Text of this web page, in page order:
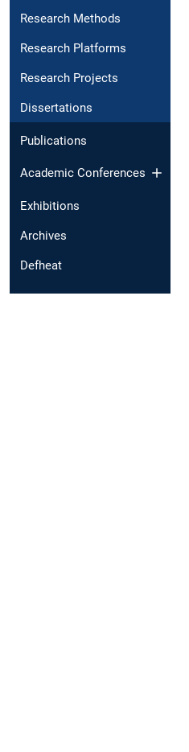
Research Methods
Research Platforms
Research Projects
Dissertations
Publications
Academic Conferences
Exhibitions
Archives
Defheat